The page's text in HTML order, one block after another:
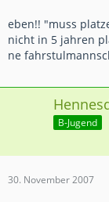
eben!! "muss
nicht in 5 jahren
ne
B-Jugend
30. November 2007